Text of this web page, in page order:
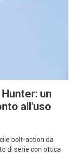
un
all'uso
bolt-action da
di serie con ottica